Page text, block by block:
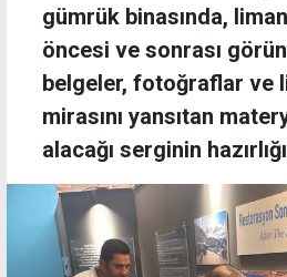
gümrük binasında,
öncesi ve sonrası
belgeler, fotoğraflar ve
mirasını yansıtan
alacağı serginin